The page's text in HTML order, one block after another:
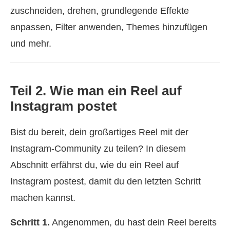
zuschneiden, drehen, grundlegende Effekte
anpassen, Filter anwenden, Themes hinzufügen
und mehr.
Teil 2. Wie man ein Reel auf
Instagram postet
Bist du bereit, dein großartiges Reel mit der
Instagram‑Community zu teilen? In diesem
Abschnitt erfährst du, wie du ein Reel auf
Instagram postest, damit du den letzten Schritt
machen kannst.
Schritt 1. Angenommen, du hast dein Reel bereits